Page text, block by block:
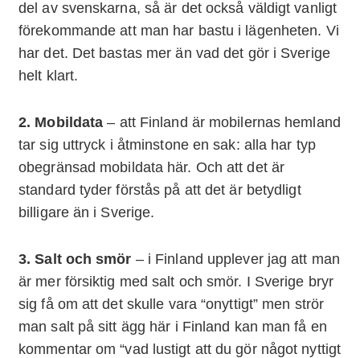
del av svenskarna, så är det också väldigt vanligt
förekommande att man har bastu i lägenheten. Vi
har det. Det bastas mer än vad det gör i Sverige
helt klart.
2. Mobildata– att Finland är mobilernas hemland
tar sig uttryck i åtminstone en sak: alla har typ
obegränsad mobildata här. Och att det är
standard tyder förstås på att det är betydligt
billigare än i Sverige.
3. Salt och smör – i Finland upplever jag att man
är mer försiktig med salt och smör. I Sverige bryr
sig få om att det skulle vara “onyttigt” men strör
man salt på sitt ägg här i Finland kan man få en
kommentar om “vad lustigt att du gör något nyttigt